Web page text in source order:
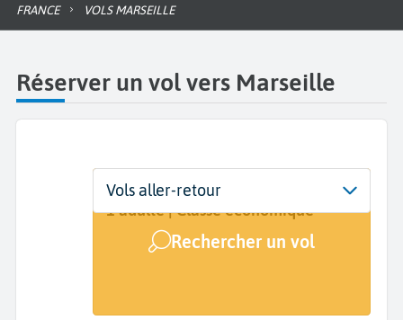
FRANCE VOLS MARSEILLE
Réserver un vol vers Marseille
Départ
De...
Dates
Dates de votre voyage
Voyageurs | Classe
1 adulte | Classe économique
Rechercher un vol
Vols aller-retour